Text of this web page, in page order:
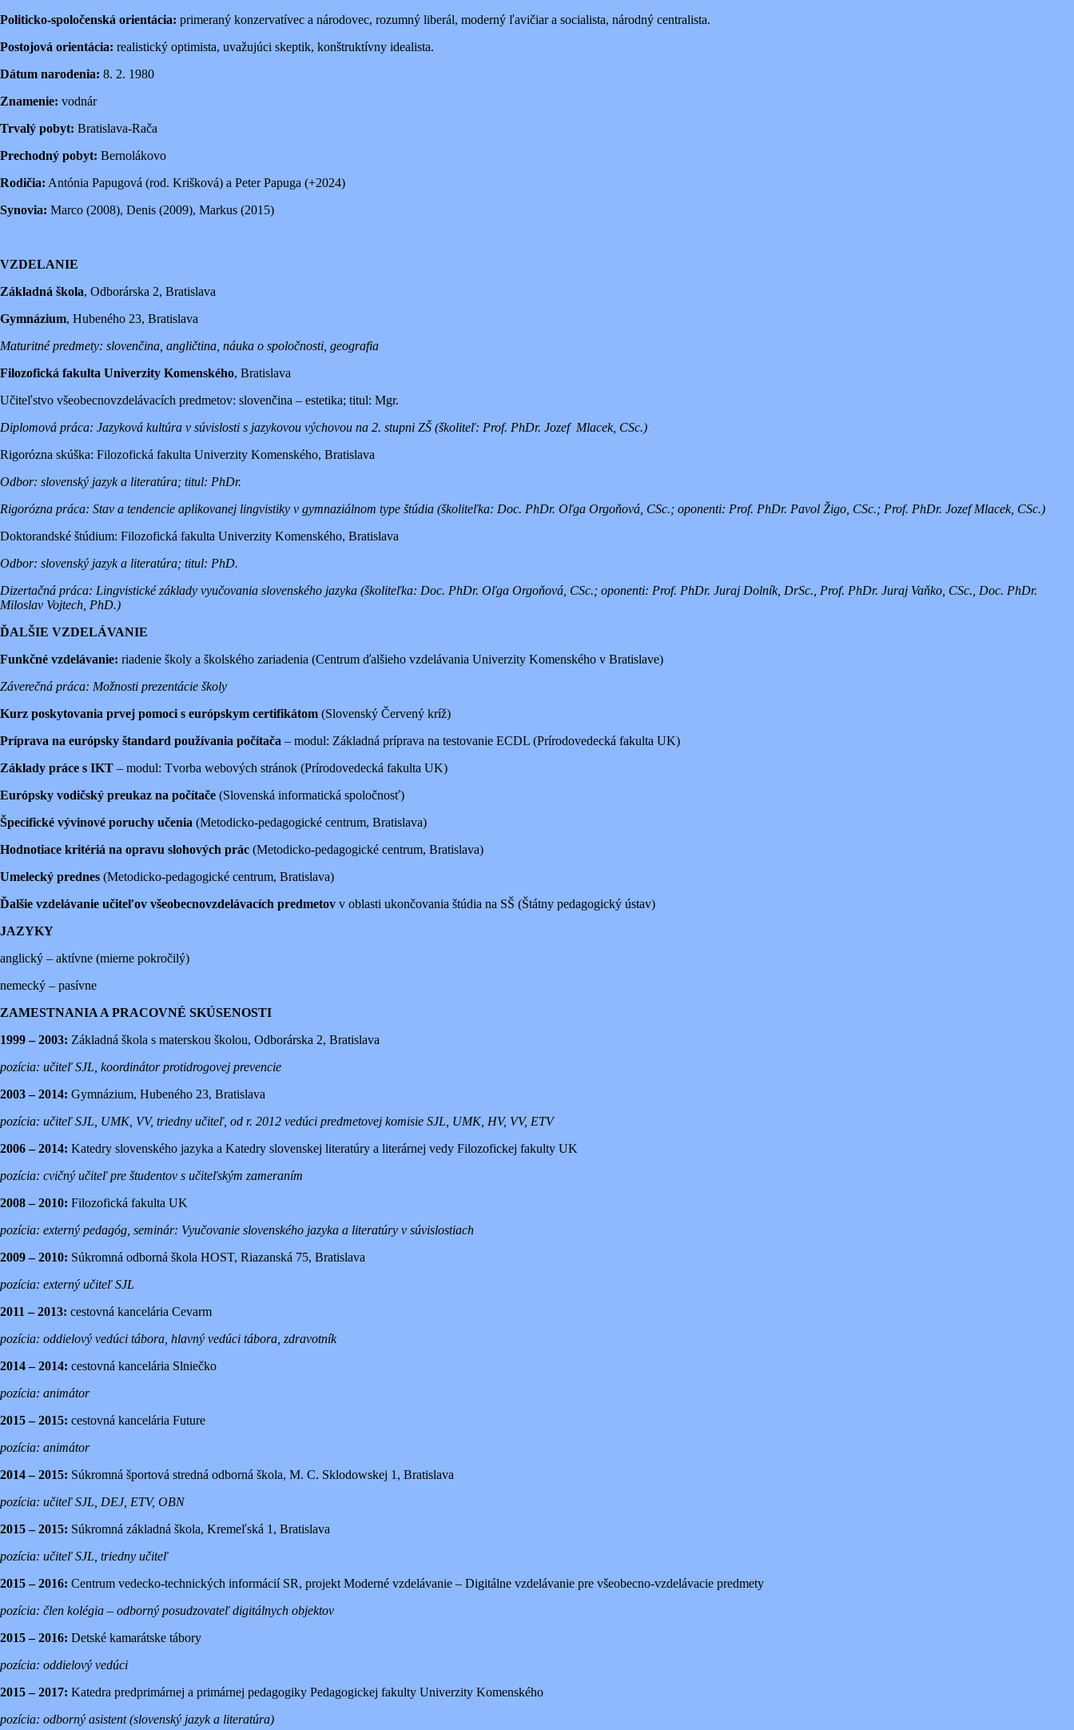
Politicko-spoločenská orientácia: primeraný konzervatívec a národovec, rozumný liberál, moderný ľavičiar a socialista, národný centralista.
Postojová orientácia: realistický optimista, uvažujúci skeptik, konštruktívny idealista.
Dátum narodenia: 8. 2. 1980
Znamenie: vodnár
Trvalý pobyt: Bratislava-Rača
Prechodný pobyt: Bernolákovo
Rodičia: Antónia Papugová (rod. Krišková) a Peter Papuga (+2024)
Synovia: Marco (2008), Denis (2009), Markus (2015)
VZDELANIE
Základná škola, Odborárska 2, Bratislava
Gymnázium, Hubeného 23, Bratislava
Maturitné predmety: slovenčina, angličtina, náuka o spoločnosti, geografia
Filozofická fakulta Univerzity Komenského, Bratislava
Učiteľstvo všeobecnovzdelávacích predmetov: slovenčina – estetika; titul: Mgr.
Diplomová práca: Jazyková kultúra v súvislosti s jazykovou výchovou na 2. stupni ZŠ (školiteľ: Prof. PhDr. Jozef Mlacek, CSc.)
Rigorózna skúška: Filozofická fakulta Univerzity Komenského, Bratislava
Odbor: slovenský jazyk a literatúra; titul: PhDr.
Rigorózna práca: Stav a tendencie aplikovanej lingvistiky v gymnaziálnom type štúdia (školiteľka: Doc. PhDr. Oľga Orgoňová, CSc.; oponenti: Prof. PhDr. Pavol Žigo, CSc.; Prof. PhDr. Jozef Mlacek, CSc.)
Doktorandské štúdium: Filozofická fakulta Univerzity Komenského, Bratislava
Odbor: slovenský jazyk a literatúra; titul: PhD.
Dizertačná práca: Lingvistické základy vyučovania slovenského jazyka (školiteľka: Doc. PhDr. Oľga Orgoňová, CSc.; oponenti: Prof. PhDr. Juraj Dolník, DrSc., Prof. PhDr. Juraj Vaňko, CSc., Doc. PhDr.
Miloslav Vojtech, PhD.)
ĎALŠIE VZDELÁVANIE
Funkčné vzdelávanie: riadenie školy a školského zariadenia (Centrum ďalšieho vzdelávania Univerzity Komenského v Bratislave)
Záverečná práca: Možnosti prezentácie školy
Kurz poskytovania prvej pomoci s európskym certifikátom (Slovenský Červený kríž)
Príprava na európsky štandard používania počítača – modul: Základná príprava na testovanie ECDL (Prírodovedecká fakulta UK)
Základy práce s IKT – modul: Tvorba webových stránok (Prírodovedecká fakulta UK)
Európsky vodičský preukaz na počítače (Slovenská informatická spoločnosť)
Špecifické vývinové poruchy učenia (Metodicko-pedagogické centrum, Bratislava)
Hodnotiace kritériá na opravu slohových prác (Metodicko-pedagogické centrum, Bratislava)
Umelecký prednes (Metodicko-pedagogické centrum, Bratislava)
Ďalšie vzdelávanie učiteľov všeobecnovzdelávacích predmetov v oblasti ukončovania štúdia na SŠ (Štátny pedagogický ústav)
JAZYKY
anglický – aktívne (mierne pokročilý)
nemecký – pasívne
ZAMESTNANIA A PRACOVNÉ SKÚSENOSTI
1999 – 2003: Základná škola s materskou školou, Odborárska 2, Bratislava
pozícia: učiteľ SJL, koordinátor protidrogovej prevencie
2003 – 2014: Gymnázium, Hubeného 23, Bratislava
pozícia: učiteľ SJL, UMK, VV, triedny učiteľ, od r. 2012 vedúci predmetovej komisie SJL, UMK, HV, VV, ETV
2006 – 2014: Katedry slovenského jazyka a Katedry slovenskej literatúry a literárnej vedy Filozofickej fakulty UK
pozícia: cvičný učiteľ pre študentov s učiteľským zameraním
2008 – 2010: Filozofická fakulta UK
pozícia: externý pedagóg, seminár: Vyučovanie slovenského jazyka a literatúry v súvislostiach
2009 – 2010: Súkromná odborná škola HOST, Riazanská 75, Bratislava
pozícia: externý učiteľ SJL
2011 – 2013: cestovná kancelária Cevarm
pozícia: oddielový vedúci tábora, hlavný vedúci tábora, zdravotník
2014 – 2014: cestovná kancelária Slniečko
pozícia: animátor
2015 – 2015: cestovná kancelária Future
pozícia: animátor
2014 – 2015: Súkromná športová stredná odborná škola, M. C. Sklodowskej 1, Bratislava
pozícia: učiteľ SJL, DEJ, ETV, OBN
2015 – 2015: Súkromná základná škola, Kremeľská 1, Bratislava
pozícia: učiteľ SJL, triedny učiteľ
2015 – 2016: Centrum vedecko-technických informácií SR, projekt Moderné vzdelávanie – Digitálne vzdelávanie pre všeobecno-vzdelávacie predmety
pozícia: člen kolégia – odborný posudzovateľ digitálnych objektov
2015 – 2016: Detské kamarátske tábory
pozícia: oddielový vedúci
2015 – 2017: Katedra predprimárnej a primárnej pedagogiky Pedagogickej fakulty Univerzity Komenského
pozícia: odborný asistent (slovenský jazyk a literatúra)